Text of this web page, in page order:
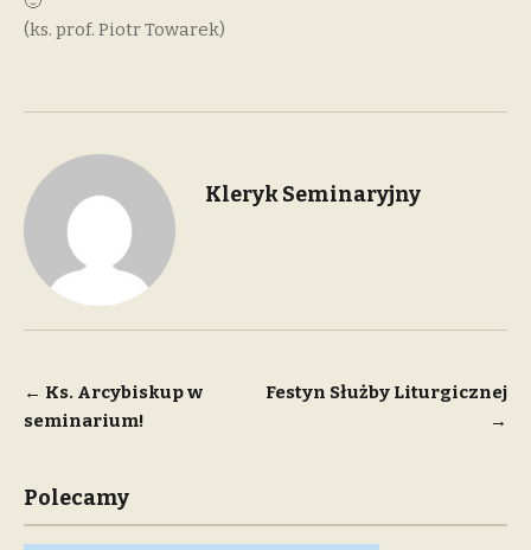
(ks. prof. Piotr Towarek)
Kleryk Seminaryjny
Nawigacja
wpisu
← Ks. Arcybiskup w
seminarium!
Festyn Służby Liturgicznej
→
Polecamy